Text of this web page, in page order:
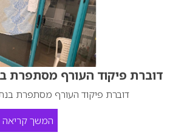
דוברת פיקוד העורף מסתפרת
דוברת פיקוד העורף מסתפרת
המשך קריאה